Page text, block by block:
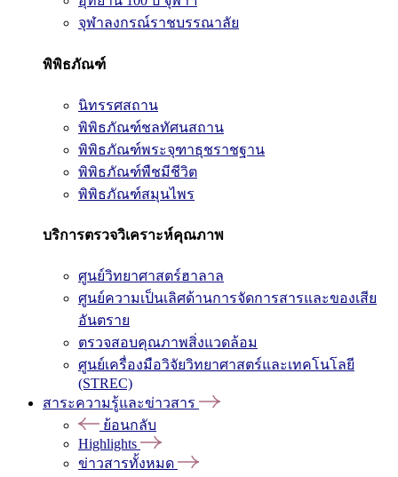
จุฬาลงกรณ์ราชบรรณาลัย
พิพิธภัณฑ์
นิทรรศสถาน
พิพิธภัณฑ์ชลทัศนสถาน
พิพิธภัณฑ์พระจุฑาธุชราชฐาน
พิพิธภัณฑ์พืชมีชีวิต
พิพิธภัณฑ์สมุนไพร
บริการตรวจวิเคราะห์คุณภาพ
ศูนย์วิทยาศาสตร์ฮาลาล
ศูนย์ความเป็นเลิศด้านการจัดการสารและของเสีย
อันตราย
ตรวจสอบคุณภาพสิ่งแวดล้อม
ศูนย์เครื่องมือวิจัยวิทยาศาสตร์และเทคโนโลยี
(STREC)
สาระความรู้และข่าวสาร
ย้อนกลับ
Highlights
ข่าวสารทั้งหมด